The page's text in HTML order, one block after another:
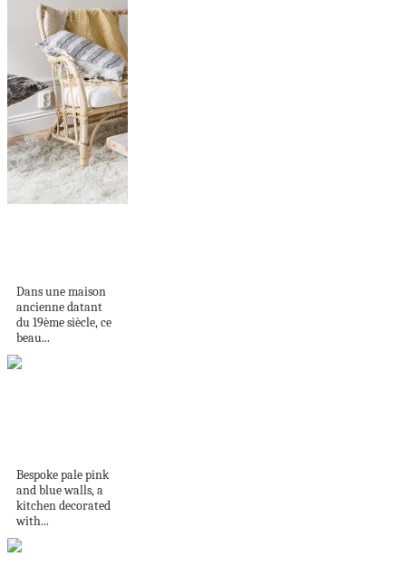
Dans une maison
ancienne datant
du 19ème siècle, ce
beau...
Bespoke pale pink
and blue walls, a
kitchen decorated
with...